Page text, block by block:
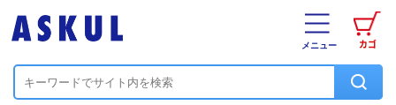
カゴ
メニュー